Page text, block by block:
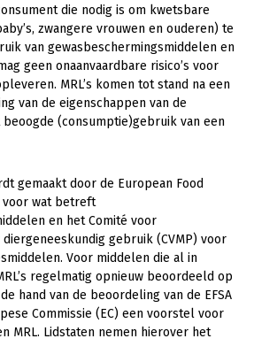
die nodig is om kwetsbare
zwangere vrouwen en ouderen) te
van gewasbeschermingsmiddelen en
geen onaanvaardbare risico’s voor
MRL’s komen tot stand na een
van de eigenschappen van de
(consumptie)gebruik van een
gemaakt door de European Food
voor wat betreft
en het Comité voor
gebruik (CVMP) voor
Voor middelen die al in
regelmatig opnieuw beoordeeld op
de hand van de beoordeling van de EFSA
Commissie (EC) een voorstel voor
MRL. Lidstaten nemen hierover het